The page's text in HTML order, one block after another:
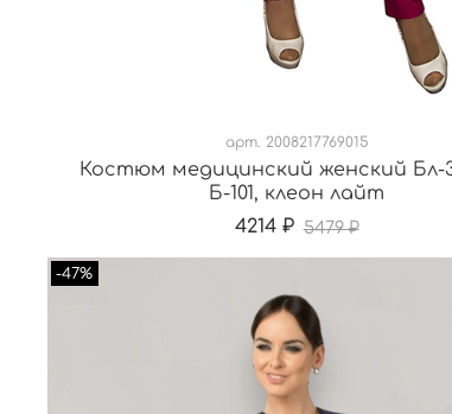
арт. 2008217769015
Костюм медицинский женский Бл-
Б-101, клеон лайт
4214 ₽ 5479 ₽
-47%